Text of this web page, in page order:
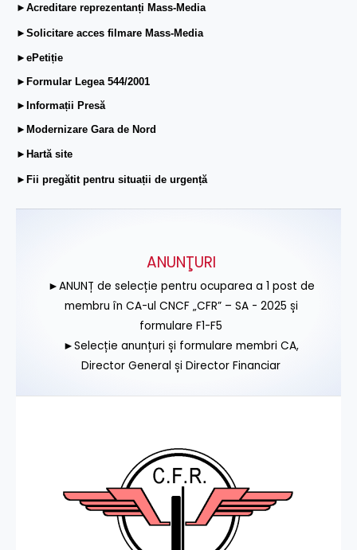
►Acreditare reprezentanți Mass-Media
►Solicitare acces filmare Mass-Media
►ePetiție
►Formular Legea 544/2001
►Informații Presă
►Modernizare Gara de Nord
►Hartă site
►Fii pregătit pentru situații de urgență
ANUNŢURI
►ANUNȚ de selecție pentru ocuparea a 1 post de
membru în CA-ul CNCF „CFR” – SA - 2025 și
formulare F1-F5
►Selecție anunțuri și formulare membri CA,
Director General și Director Financiar